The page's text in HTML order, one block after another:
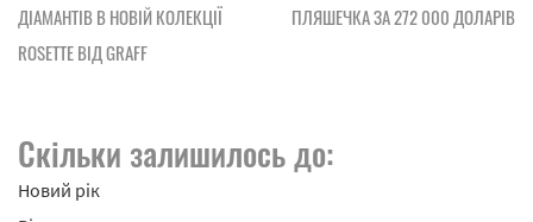
ДІАМАНТІВ В НОВІЙ КОЛЕКЦІЇ
ROSETTE ВІД GRAFF
ПЛЯШЕЧКА ЗА 272 000 ДОЛАРІВ
Скільки залишилось до:
Новий рік